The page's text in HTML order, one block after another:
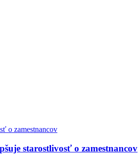
starostlivosť o zamestnancov